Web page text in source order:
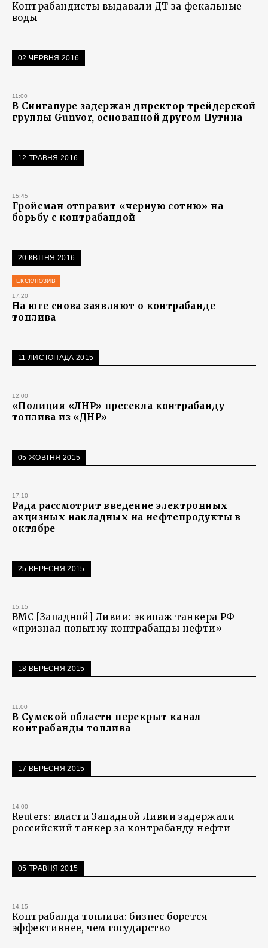
Контрабандисты выдавали ДТ за фекальные
воды
02 ЧЕРВНЯ 2016
11:00
В Сингапуре задержан директор трейдерской
группы Gunvor, основанной другом Путина
12 ТРАВНЯ 2016
15:45
Гройсман отправит «черную сотню» на
борьбу с контрабандой
20 КВІТНЯ 2016
ЕКСКЛЮЗИВ
17:20
На юге снова заявляют о контрабанде
топлива
11 ЛИСТОПАДА 2015
12:00
«Полиция «ЛНР» пресекла контрабанду
топлива из «ДНР»
05 ЖОВТНЯ 2015
17:10
Рада рассмотрит введение электронных
акцизных накладных на нефтепродукты в
октябре
25 ВЕРЕСНЯ 2015
15:15
ВМС [Западной] Ливии: экипаж танкера РФ
«признал попытку контрабанды нефти»
18 ВЕРЕСНЯ 2015
11:00
В Сумской области перекрыт канал
контрабанды топлива
17 ВЕРЕСНЯ 2015
14:00
Reuters: власти Западной Ливии задержали
российский танкер за контрабанду нефти
05 ТРАВНЯ 2015
14:15
Контрабанда топлива: бизнес борется
эффективнее, чем государство